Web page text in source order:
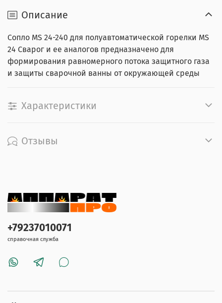
Описание
Сопло MS 24-240 для полуавтоматической горелки MS
24 Сварог и ее аналогов предназначено для
формирования равномерного потока защитного газа
и защиты сварочной ванны от окружающей среды
Характеристики
Отзывы
+79237010071
справочная служба